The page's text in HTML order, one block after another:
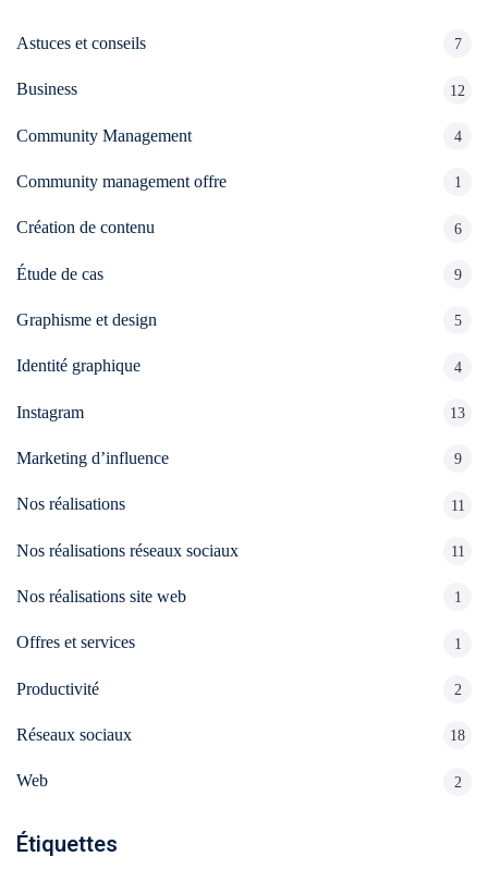
Astuces et conseils 7
Business 12
Community Management 4
Community management offre 1
Création de contenu 6
Étude de cas 9
Graphisme et design 5
Identité graphique 4
Instagram 13
Marketing d’influence 9
Nos réalisations 11
Nos réalisations réseaux sociaux 11
Nos réalisations site web 1
Offres et services 1
Productivité 2
Réseaux sociaux 18
Web 2
Étiquettes